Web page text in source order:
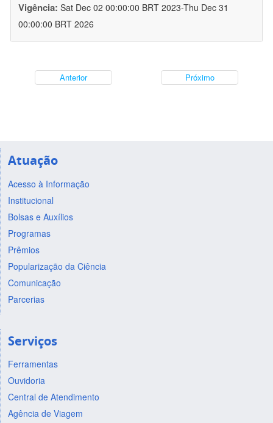
Vigência: Sat Dec 02 00:00:00 BRT 2023-Thu Dec 31
00:00:00 BRT 2026
Anterior Próximo
Atuação
Acesso à Informação
Institucional
Bolsas e Auxílios
Programas
Prêmios
Popularização da Ciência
Comunicação
Parcerias
Serviços
Ferramentas
Ouvidoria
Central de Atendimento
Agência de Viagem